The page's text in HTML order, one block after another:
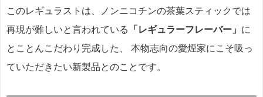
このレギュラストは、ノンニコチンの茶葉スティックでは
再現が難しいと言われている
「レギュラーフレーバー」 に
とことんこだわり完成した、 本物志向の愛煙家にこそ吸っ
ていただきたい新製品とのことです。